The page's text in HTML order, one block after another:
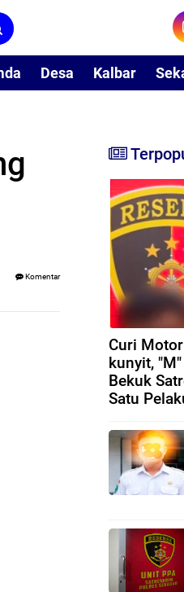
Desa Kalbar
Komentar
Curi
kunyit,
Bekuk
Satu